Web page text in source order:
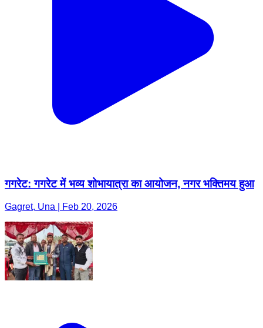
गगरेट: गगरेट में भव्य शोभायात्रा का आयोजन, नगर भक्तिमय हुआ
Gagret, Una | Feb 20, 2026